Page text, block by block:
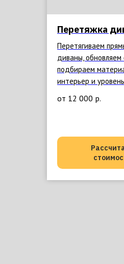
Перетяжка
Перетягиваем
диваны, обновляем
подбираем
интерьер и
от 12 000 р.